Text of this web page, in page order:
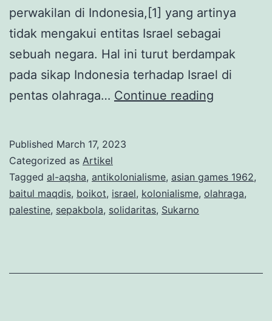
perwakilan di Indonesia,[1] yang artinya
tidak mengakui entitas Israel sebagai
sebuah negara. Hal ini turut berdampak
pada sikap Indonesia terhadap Israel di
pentas olahraga… Continue reading
Palestina
di
Published March 17, 2023
Categorized as Artikel
Tagged al-aqsha, antikolonialisme, asian games 1962,
baitul maqdis, boikot, israel, kolonialisme, olahraga,
palestine, sepakbola, solidaritas, Sukarno